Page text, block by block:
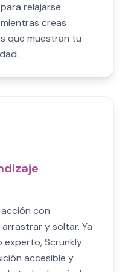
relajarse
creas
que muestran tu
con
y soltar. Ya
experto, Scrunkly
accesible y